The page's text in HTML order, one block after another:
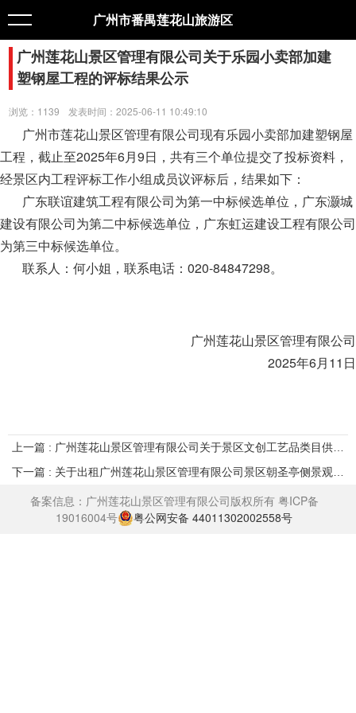
广州市番禺莲花山旅游区
广州莲花山景区管理有限公司关于乐园小卖部加建
塑钢屋工程的评标结果公示
浏览：1139 发表时间：2025-06-11 10:49:10
广州市莲花山景区管理有限公司现有乐园小卖部加建塑钢屋
工程，截止至2025年6月9日，共有三个单位提交了投标资料，
经景区内工程评标工作小组成员议评标后，结果如下：
广东联谊建筑工程有限公司为第一中标候选单位，广东灏城
建设有限公司为第二中标候选单位，广东虹运建设工程有限公司
为第三中标候选单位。
联系人：何小姐，联系电话：020-84847298。
广州莲花山景区管理有限公司
2025年6月11日
备案信息：广州莲花山景区管理有限公司版权所有 粤ICP备
19016004号
粤公网安备 44011302002558号